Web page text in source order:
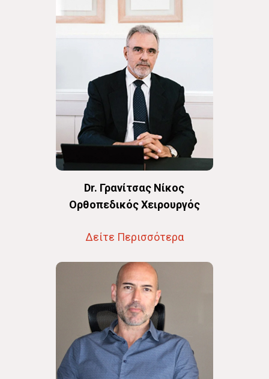
Dr. Γρανίτσας Νίκος
Oρθοπεδικός Χειρουργός
Δείτε Περισσότερα